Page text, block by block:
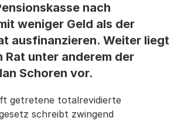
nach
weniger Geld als der
ausfinanzieren. Weiter liegt
Rat unter anderem der
Schoren vor.
getretene totalrevidierte
schreibt zwingend